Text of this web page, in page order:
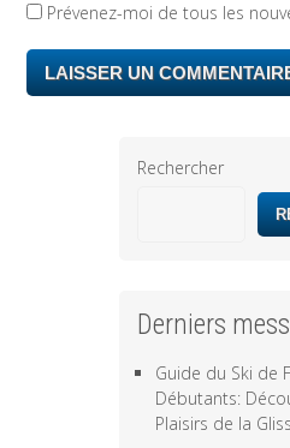
Prévenez-moi de tous les
Rechercher
Derniers
Guide du Ski de
Débutants:
Plaisirs de la